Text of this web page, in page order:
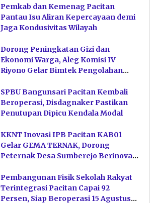
Pemkab dan Kemenag Pacitan
Pantau Isu Aliran Kepercayaan demi
Jaga Kondusivitas Wilayah
Dorong Peningkatan Gizi dan
Ekonomi Warga, Aleg Komisi IV
Riyono Gelar Bimtek Pengolahan
SPBU Bangunsari Pacitan Kembali
Beroperasi, Disdagnaker Pastikan
Penutupan Dipicu Kendala Modal
KKNT Inovasi IPB Pacitan KAB01
Gelar GEMA TERNAK, Dorong
Peternak Desa Sumberejo Berinovasi
Pembangunan Fisik Sekolah Rakyat
Terintegrasi Pacitan Capai 92
Persen, Siap Beroperasi 15 Agustus